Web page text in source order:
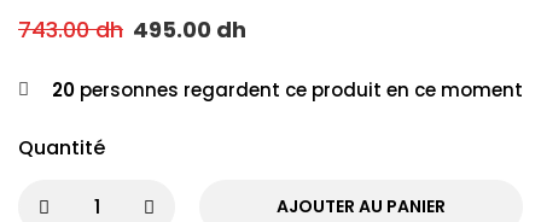
743.00dh 495.00 dh
20 personnes regardent ce produit en ce moment
Quantité
AJOUTER AU PANIER